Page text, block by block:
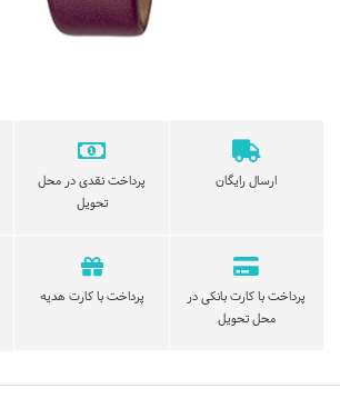
ارسال رایگان
پرداخت نقدی در محل
تحویل
پرداخت با کارت بانکی در
محل تحویل
پرداخت با کارت هدیه